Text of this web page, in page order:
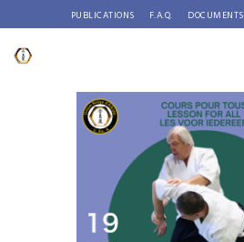
PUBLICATIONS F.A.Q. DOCUMENTS